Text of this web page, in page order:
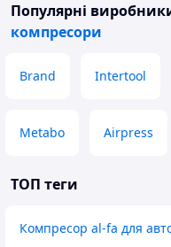
Популярні
компресори
Brand Intertool
Metabo Airpress
ТОП теги
Компресор al-fa для